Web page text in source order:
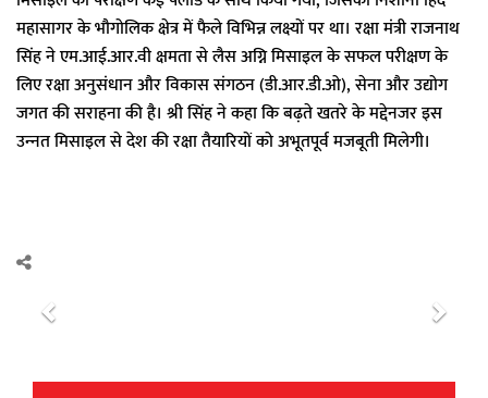
महासागर के भौगोलिक क्षेत्र में फैले विभिन्न लक्ष्यों पर था। रक्षा मंत्री राजनाथ
सिंह ने एम.आई.आर.वी क्षमता से लैस अग्नि मिसाइल के सफल परीक्षण के
लिए रक्षा अनुसंधान और विकास संगठन (डी.आर.डी.ओ), सेना और उद्योग
जगत की सराहना की है। श्री सिंह ने कहा कि बढ़ते खतरे के मद्देनजर इस
उन्‍नत मिसाइल से देश की रक्षा तैयारियों को अभूतपूर्व मजबूती मिलेगी।
P
e
N
x